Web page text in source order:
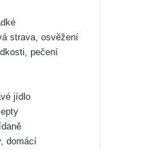
strava, osvěžení
pečení
jídlo
domácí